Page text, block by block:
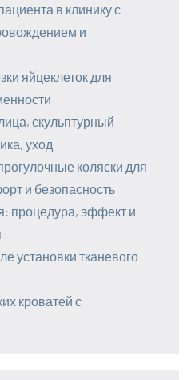
в клинику с
и
яйцеклеток для
скульптурный
уход
коляски для
и безопасность
процедура, эффект и
установки тканевого
кроватей с